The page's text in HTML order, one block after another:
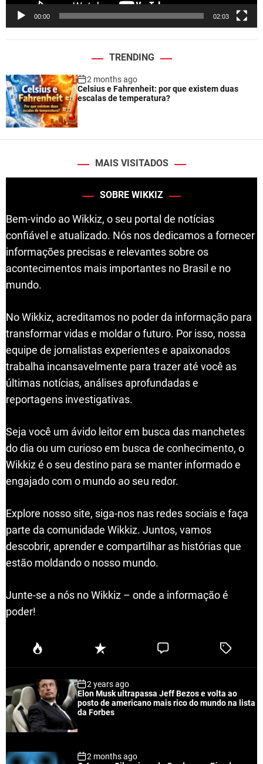
00:00 02:03
TRENDING
2 months ago
Celsius e Fahrenheit: por que existem duas
escalas de temperatura?
MAIS VISITADOS
SOBRE WIKKIZ
Bem-vindo ao Wikkiz, o seu portal de notícias
confiável e atualizado. Nós nos dedicamos a fornecer
informações precisas e relevantes sobre os
acontecimentos mais importantes no Brasil e no
mundo.
No Wikkiz, acreditamos no poder da informação para
transformar vidas e moldar o futuro. Por isso, nossa
equipe de jornalistas experientes e apaixonados
trabalha incansavelmente para trazer até você as
últimas notícias, análises aprofundadas e
reportagens investigativas.
Seja você um ávido leitor em busca das manchetes
do dia ou um curioso em busca de conhecimento, o
Wikkiz é o seu destino para se manter informado e
engajado com o mundo ao seu redor.
Explore nosso site, siga-nos nas redes sociais e faça
parte da comunidade Wikkiz. Juntos, vamos
descobrir, aprender e compartilhar as histórias que
estão moldando o nosso mundo.
Junte-se a nós no Wikkiz – onde a informação é
poder!
P
u
a
r
R
e
n
t
C
e
T
e
2 years ago
Elon Musk ultrapassa Jeff Bezos e volta ao
posto de americano mais rico do mundo na lista
da Forbes
2 months ago